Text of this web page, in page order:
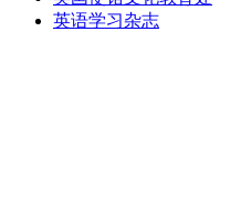
英语学习杂志